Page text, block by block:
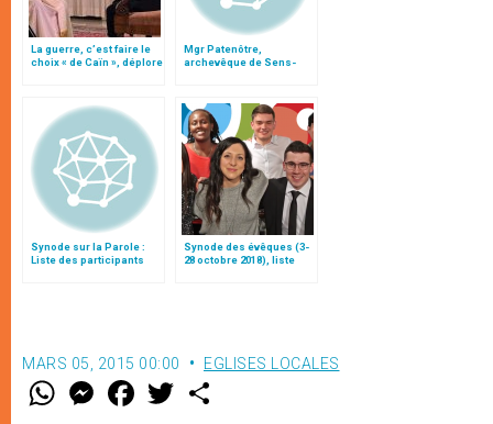
La guerre, c’est faire le
choix « de Caïn », déplore
Mgr Patenôtre,
archevêque de Sens-
Synode sur la Parole :
Liste des participants
Synode des évêques (3-
28 octobre 2018), liste
MARS 05, 2015 00:00 EGLISES LOCALES
W M
e
F
a w